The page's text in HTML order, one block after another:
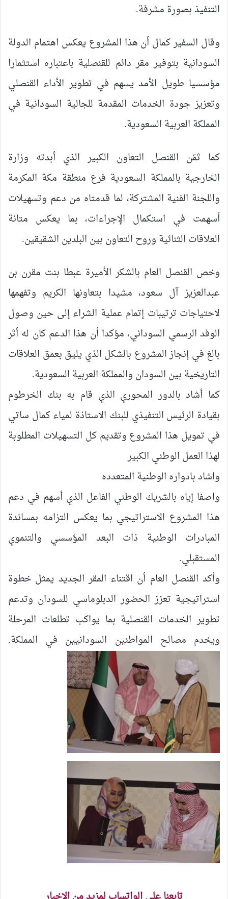
التنفيذ بصورة مشرفة.
وقال السفير كمال أن هذا المشروع يعكس اهتمام الدولة
السودانية بتوفير مقر دائم للقنصلية باعتباره استثمارا
مؤسسيا طويل الأمد يسهم في تطوير الأداء القنصلي
وتعزيز جودة الخدمات المقدمة للجالية السودانية في
المملكة العربية السعودية.
كما ثمّن القنصل التعاون الكبير الذي أبدته وزارة
الخارجية بالمملكة السعودية فرع منطقة مكة المكرمة
واللجنة الفنية المشتركة، لما قدمتاه من دعم وتسهيلات
أسهمت في استكمال الإجراءات، بما يعكس متانة
العلاقات الثنائية وروح التعاون بين البلدين الشقيقين.
وخص القنصل العام بالشكر الأميرة عبطا بنت مقرن بن
عبدالعزيز آل سعود، مشيدا بتعاونها الكريم وتفهمها
لاحتياجات ترتيبات إتمام عملية الشراء إلى حين وصول
الوفد الرسمي السوداني، مؤكدا أن هذا الدعم كان له أثر
بالغ في إنجاز المشروع بالشكل الذي يليق بعمق العلاقات
التاريخية بين السودان والمملكة العربية السعودية.
كما أشاد بالدور المحوري الذي قام به بنك الخرطوم
بقيادة الرئيس التنفيذي للبنك الاستاذة لمياء كمال ساتي
في تمويل هذا المشروع وتقديم كل التسهيلات المطلوبة
لهذا العمل الوطني الكبير
واشاد بادواره الوطنية المتعدده
واصفا إياه بالشريك الوطني الفاعل الذي أسهم في دعم
هذا المشروع الاستراتيجي بما يعكس التزامه بمساندة
المبادرات الوطنية ذات البعد المؤسسي والتنموي
المستقبلي.
وأكد القنصل العام أن اقتناء المقر الجديد يمثل خطوة
استراتيجية تعزز الحضور الدبلوماسي للسودان وتدعم
تطوير الخدمات القنصلية بما يواكب تطلعات المرحلة
ويخدم مصالح المواطنين السودانيين في المملكة.